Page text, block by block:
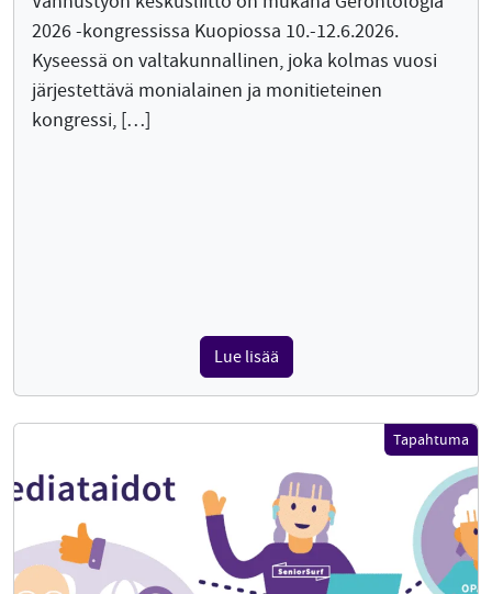
2026 -kongressissa Kuopiossa 10.-12.6.2026.
Kyseessä on valtakunnallinen, joka kolmas vuosi
järjestettävä monialainen ja monitieteinen
kongressi, […]
Lue lisää
Tapahtuma